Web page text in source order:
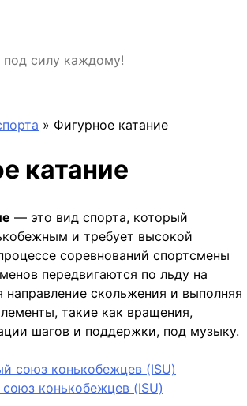
силу каждому!
» Фигурное катание
катание
— это вид спорта, который
и требует высокой
соревнований спортсмены
передвигаются по льду на
направление скольжения и выполняя
такие как вращения,
шагов и поддержки, под музыку.
конькобежцев (ISU)